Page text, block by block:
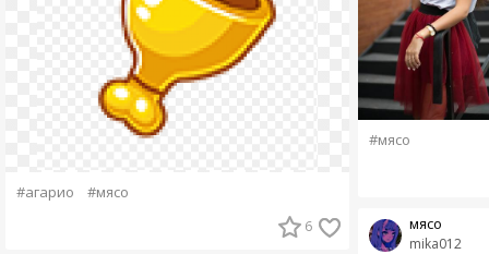
#агарио #мясо
6
#мясо
mika012
мясо